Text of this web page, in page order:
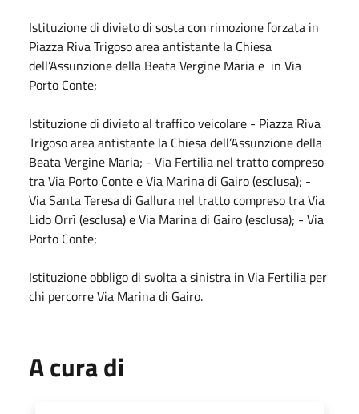
Istituzione di divieto di sosta con rimozione forzata in
Piazza Riva Trigoso area antistante la Chiesa
dell’Assunzione della Beata Vergine Maria e in Via
Porto Conte;
Istituzione di divieto al traffico veicolare - Piazza Riva
Trigoso area antistante la Chiesa dell’Assunzione della
Beata Vergine Maria; - Via Fertilia nel tratto compreso
tra Via Porto Conte e Via Marina di Gairo (esclusa); -
Via Santa Teresa di Gallura nel tratto compreso tra Via
Lido Orrì (esclusa) e Via Marina di Gairo (esclusa); - Via
Porto Conte;
Istituzione obbligo di svolta a sinistra in Via Fertilia per
chi percorre Via Marina di Gairo.
A cura di